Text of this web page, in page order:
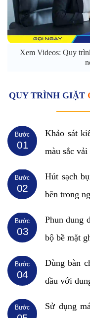
Xem Videos: Quy
QUY TRÌNH GIẶT
01
Bước
Khảo sát
màu sắc vải
02
Bước
Hút sạch
bên trong
03
Bước
Phun dung
bộ bề mặt
04
Bước
Dùng bàn
đầu với
Bước Sử dụng